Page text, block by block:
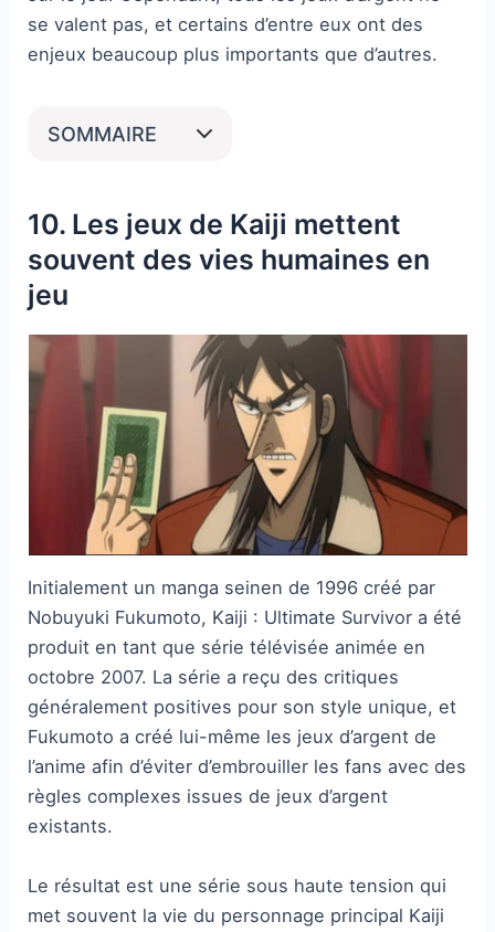
se valent pas, et certains d’entre eux ont des
enjeux beaucoup plus importants que d’autres.
SOMMAIRE
10. Les jeux de Kaiji mettent
souvent des vies humaines en
jeu
Initialement un manga seinen de 1996 créé par
Nobuyuki Fukumoto, Kaiji : Ultimate Survivor a été
produit en tant que série télévisée animée en
octobre 2007. La série a reçu des critiques
généralement positives pour son style unique, et
Fukumoto a créé lui-même les jeux d’argent de
l’anime afin d’éviter d’embrouiller les fans avec des
règles complexes issues de jeux d’argent
existants.
Le résultat est une série sous haute tension qui
met souvent la vie du personnage principal Kaiji